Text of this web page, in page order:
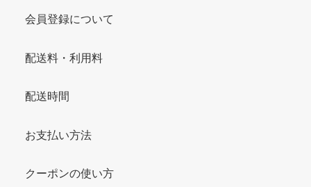
会員登録について
配送料・利用料
配送時間
お支払い方法
クーポンの使い方